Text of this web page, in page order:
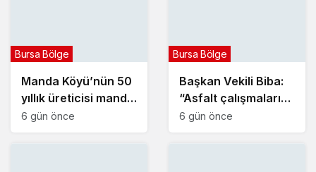
Manda Köyü’nün 50
yıllık üreticisi manda
sucuğu ve
Bursa Bölge
6 gün önce
Başkan Vekili Biba:
“Asfalt çalışmalarını
12 kat artırdık”
Bursa Bölge
6 gün önce